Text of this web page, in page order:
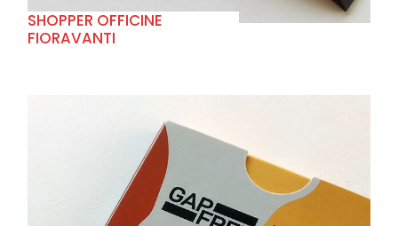
SHOPPER OFFICINE
FIORAVANTI